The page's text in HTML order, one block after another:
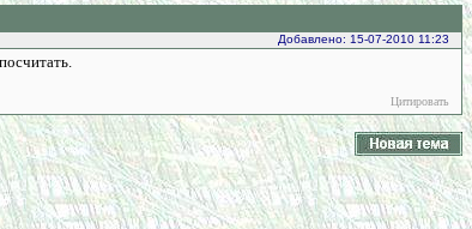
Добавлено: 15-07-2010 11:23
Цитировать